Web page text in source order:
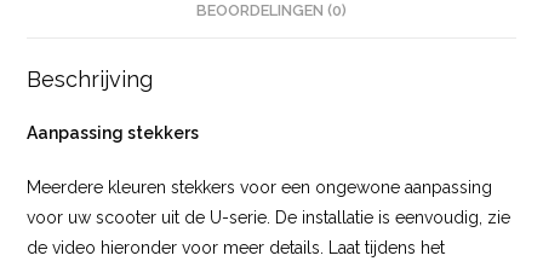
BEOORDELINGEN (0)
Beschrijving
Aanpassing stekkers
Meerdere kleuren stekkers voor een ongewone aanpassing
voor uw scooter uit de U-serie. De installatie is eenvoudig, zie
de video hieronder voor meer details. Laat tijdens het